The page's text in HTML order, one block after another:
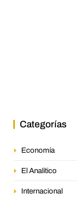
Categorías
Economía
El Analítico
Internacional